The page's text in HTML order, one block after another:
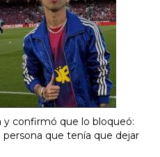
y confirmó que lo bloqueó:
persona que tenía que dejar